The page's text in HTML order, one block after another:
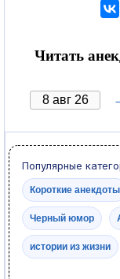
Читать
Популярные
Короткие анекдоты
Черный юмор
истории из жизни